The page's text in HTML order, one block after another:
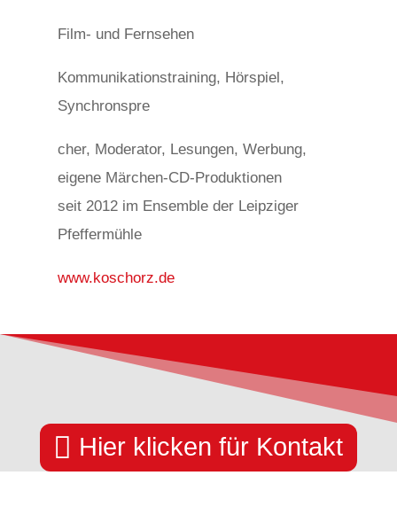
Film- und Fernsehen
Kommunikationstraining, Hörspiel,
Synchronspre
r
e
l
a
i
2
cher, Moderator, Lesungen, Werbung,
eigene Märchen-CD-Produktionen
seit 2012 im Ensemble der Leipziger
Pfeffermühle
www.koschorz.de
 Hier klicken für Kontakt